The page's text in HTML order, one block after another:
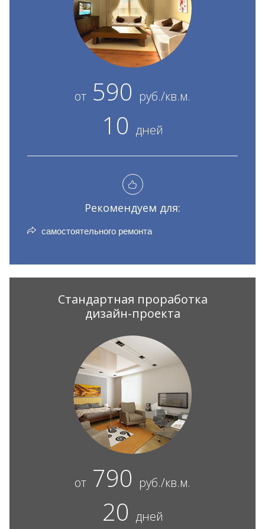
от 590 руб./кв.м.
10 дней
Рекомендуем для:
самостоятельного ремонта
Стандартная проработка
дизайн-проекта
от 790 руб./кв.м.
20 дней